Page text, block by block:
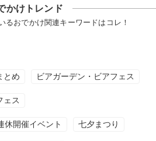
かけトレンド
るおでかけ関連キーワードはコレ！
とめ ビアガーデン・ビアフェス
ェス
休開催イベント 七夕まつり